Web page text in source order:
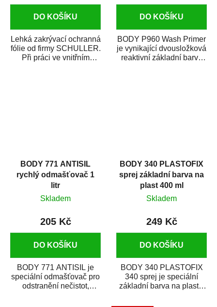
DO KOŠÍKU
Lehká zakrývací ochranná
fólie od firmy SCHULLER.
Při práci ve vnitřním
DO KOŠÍKU
BODY P960 Wash Primer
je vynikající dvousložková
reaktivní základní barva
BODY 771 ANTISIL
rychlý odmašťovač 1
litr
Skladem
205 Kč
DO KOŠÍKU
BODY 771 ANTISIL je
speciální odmašťovač pro
odstranění nečistot,
BODY 340 PLASTOFIX
sprej základní barva na
plast 400 ml
Skladem
249 Kč
DO KOŠÍKU
BODY 340 PLASTOFIX
340 sprej je speciální
základní barva na plasty,
vrchních...